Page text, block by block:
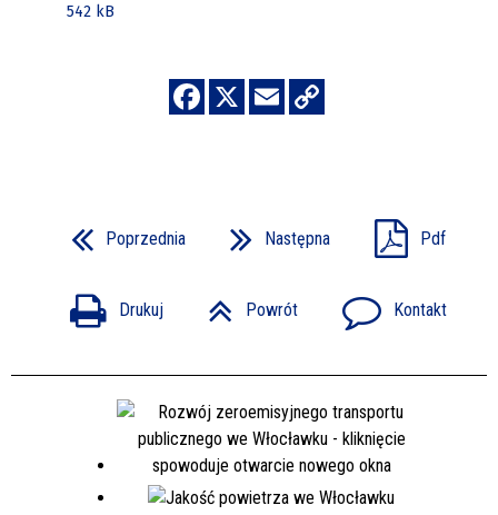
542 kB
Poprzednia Następna Pdf
Drukuj Powrót Kontakt